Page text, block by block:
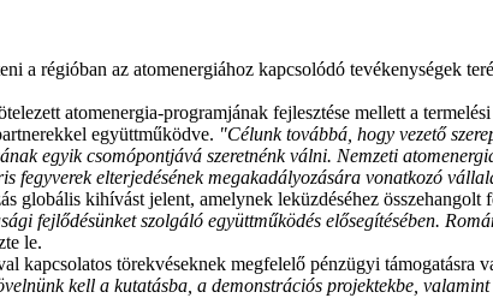
a régióban az atomenergiához kapcsolódó tevékenységek
atomenergia-programjának fejlesztése mellett a
együttműködve. "Célunk továbbá, hogy vezető
egyik csomópontjává szeretnénk válni. Nemzeti
fegyverek elterjedésének megakadályozására vonatkozó
globális kihívást jelent, amelynek leküzdéséhez összehangolt
fejlődésünket szolgáló együttműködés elősegítésében.
le.
kapcsolatos törekvéseknek megfelelő pénzügyi
kell a kutatásba, a demonstrációs projektekbe,